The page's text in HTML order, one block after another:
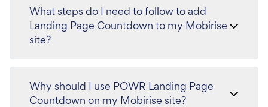
What steps do I need to follow to add
Landing Page Countdown to my Mobirise
site?
Why should I use POWR Landing Page
Countdown on my Mobirise site?